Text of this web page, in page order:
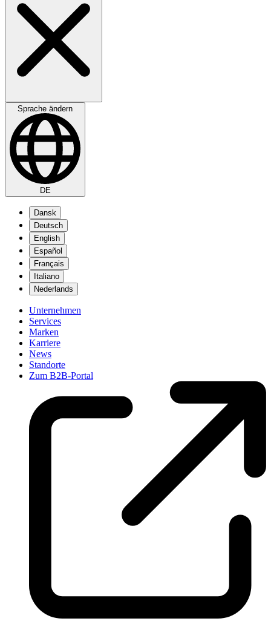
Sprache ändern
DE
Dansk
Deutsch
English
Español
Français
Italiano
Nederlands
Unternehmen
Services
Marken
Karriere
News
Standorte
Zum B2B-Portal